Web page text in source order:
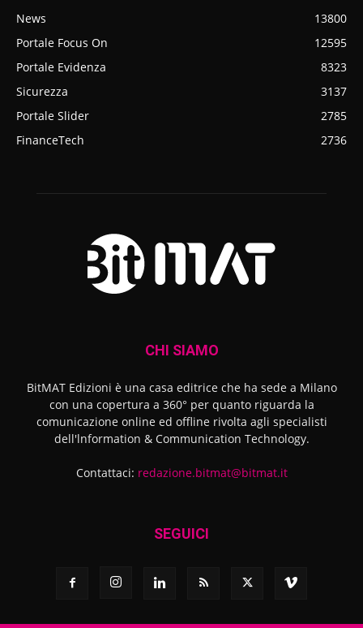
News
13800
Portale Focus On
12595
Portale Evidenza
8323
Sicurezza
3137
Portale Slider
2785
FinanceTech
2736
CHI SIAMO
BitMAT Edizioni è una casa editrice che ha sede a Milano
con una copertura a 360° per quanto riguarda la
comunicazione online ed offline rivolta agli specialisti
dell'lnformation & Communication Technology.
Contattaci: redazione.bitmat@bitmat.it
SEGUICI